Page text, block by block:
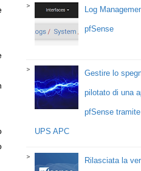
Log
pfSense
Gestire lo
pilotato di una
pfSense
UPS APC
Rilasciata la